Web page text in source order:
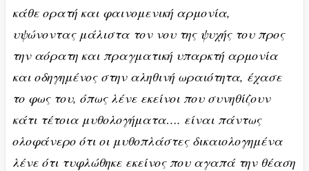
κάθε ορατή και φαινομενική αρμονία,
υψώνοντας μάλιστα τον νου της ψυχής του προς
την αόρατη και πραγματική υπαρκτή αρμονία
και οδηγημένος στην αληθινή ωραιότητα, έχασε
το φως του, όπως λένε εκείνοι που συνηθίζουν
κάτι τέτοια μυθολογήματα…. είναι πάντως
ολοφάνερο ότι οι μυθοπλάστες δικαιολογημένα
λένε ότι τυφλώθηκε εκείνος που αγαπά την θέαση